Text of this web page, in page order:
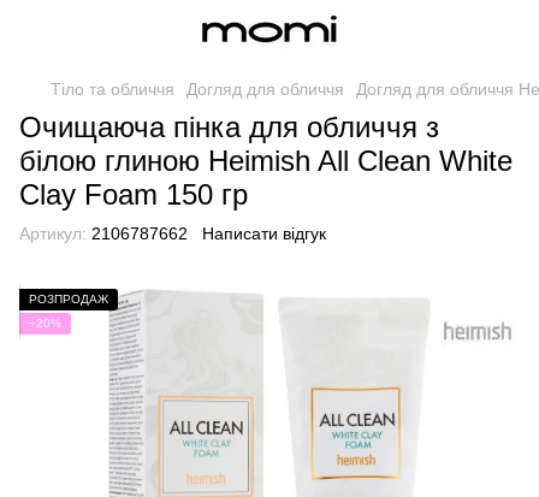
Тіло та обличчя Догляд для обличчя Догляд для обличчя
Очищаюча пінка для обличчя з
білою глиною Heimish All Clean White
Clay Foam 150 гр
Артикул: 2106787662 Написати відгук
РОЗПРОДАЖ
−20%